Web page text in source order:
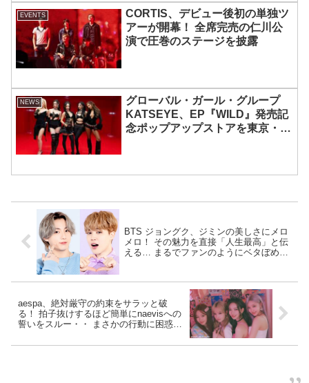
EVENTS
CORTIS、デビュー後初の単独ツ
アーが開幕！ 全席完売の仁川公
演で圧巻のステージを披露
NEWS
グローバル・ガール・グループ
KATSEYE、EP『WILD』発売記
念ポップアップストアを東京・原
BTS ジョングク、ジミンの美しさにメロ
メロ！ その魅力を直接「人生最高」と伝
える… まるでファンのようにベタぼめす
aespa、絶対厳守の約束をサラッと破
る！ 拍子抜けするほど簡単にnaevisへの
誓いをスルー・・ まさかの行動に困惑＆